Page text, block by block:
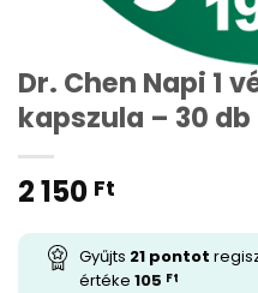
Dr. Chen Napi 1
kapszula – 30 db
2 150 Ft
Gyűjts 21 pontot
értéke 105 Ft